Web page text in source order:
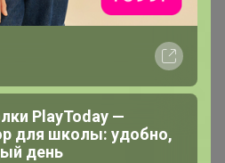
PlayToday —
для школы: удобно,
день